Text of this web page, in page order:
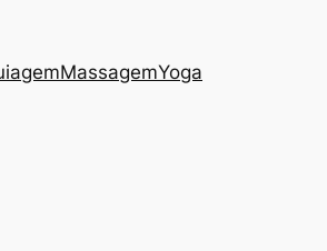
MassagemYoga